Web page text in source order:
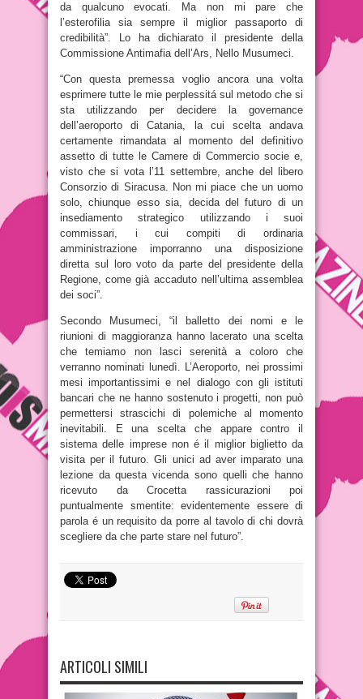
da qualcuno evocati. Ma non mi pare che
l’esterofilia sia sempre il miglior passaporto di
credibilità”. Lo ha dichiarato il presidente della
Commissione Antimafia dell’Ars, Nello Musumeci.
“Con questa premessa voglio ancora una volta
esprimere tutte le mie perplessitá sul metodo che si
sta utilizzando per decidere la governance
dell’aeroporto di Catania, la cui scelta andava
certamente rimandata al momento del definitivo
assetto di tutte le Camere di Commercio socie e,
visto che si vota l’11 settembre, anche del libero
Consorzio di Siracusa. Non mi piace che un uomo
solo, chiunque esso sia, decida del futuro di un
insediamento strategico utilizzando i suoi
commissari, i cui compiti di ordinaria
amministrazione imporranno una disposizione
diretta sul loro voto da parte del presidente della
Regione, come già accaduto nell’ultima assemblea
dei soci”.
Secondo Musumeci, “il balletto dei nomi e le
riunioni di maggioranza hanno lacerato una scelta
che temiamo non lasci serenità a coloro che
verranno nominati lunedì. L’Aeroporto, nei prossimi
mesi importantissimi e nel dialogo con gli istituti
bancari che ne hanno sostenuto i progetti, non può
permettersi strascichi di polemiche al momento
inevitabili. E una scelta che appare contro il
sistema delle imprese non é il miglior biglietto da
visita per il futuro. Gli unici ad aver imparato una
lezione da questa vicenda sono quelli che hanno
ricevuto da Crocetta rassicurazioni poi
puntualmente smentite: evidentemente essere di
parola é un requisito da porre al tavolo di chi dovrà
scegliere da che parte stare nel futuro”.
ARTICOLI SIMILI